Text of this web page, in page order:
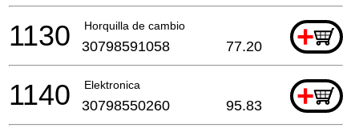
Horquilla de cambio +
1130 30798591058 77.20
Elektronica +
1140 30798550260 95.83